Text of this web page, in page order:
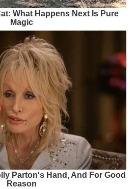
What Happens Next Is Pure
Magic
Parton's Hand, And For Good
Reason